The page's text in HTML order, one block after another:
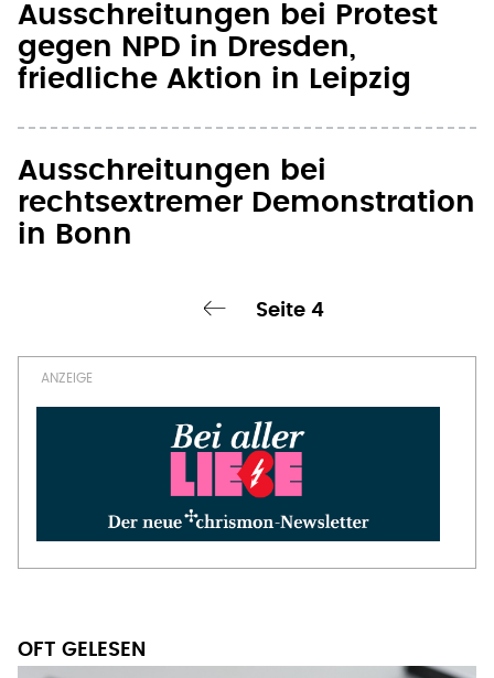
Ausschreitungen bei Protest
gegen NPD in Dresden,
friedliche Aktion in Leipzig
Ausschreitungen bei
rechtsextremer Demonstration
in Bonn
Seite 4
OFT GELESEN